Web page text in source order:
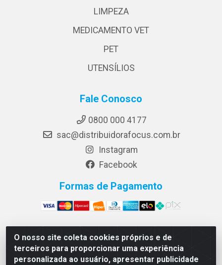
O nosso site coleta cookies próprios e de
terceiros para proporcionar uma experiência
personalizada ao usuário, apresentar publicidade
LIMPEZA
MEDICAMENTO VET
PET
UTENSÍLIOS
Fale Conosco
0800 000 4177
sac@distribuidorafocus.com.br
Instagram
Facebook
Formas de Pagamento
Focus Distribuidora LTDA - Rua Republica Eslovaca, 1121
- Muribeca, Jaboatão dos Guararapes/PE - CEP 54350-